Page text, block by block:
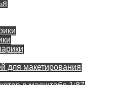
для макетирования